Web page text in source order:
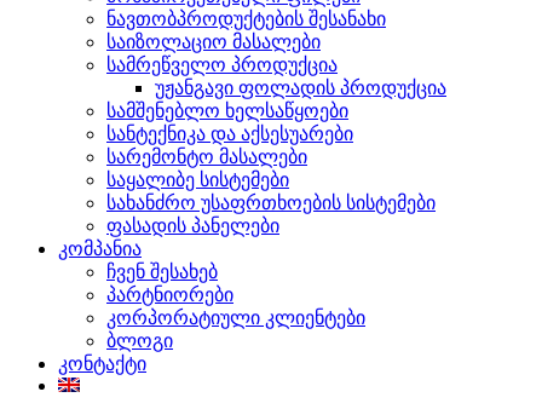
ნავთობპროდუქტების შესანახი
საიზოლაციო მასალები
სამრეწველო პროდუქცია
უჟანგავი ფოლადის პროდუქცია
სამშენებლო ხელსაწყოები
სანტექნიკა და აქსესუარები
სარემონტო მასალები
საყალიბე სისტემები
სახანძრო უსაფრთხოების სისტემები
ფასადის პანელები
კომპანია
ჩვენ შესახებ
პარტნიორები
კორპორატიული კლიენტები
ბლოგი
კონტაქტი